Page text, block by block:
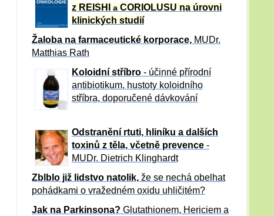
z REISHI a CORIOLUSU na úrovni
klinických studií
Žaloba na farmaceutické korporace, MUDr.
Matthias Rath
Koloidní stříbro- účinné přírodní
antibiotikum, hustoty koloidního
stříbra, doporučené dávkování
Odstranění rtuti, hliníku a dalších
toxinů z těla, včetně prevence -
MUDr. Dietrich Klinghardt
Zblblo již lidstvo natolik, že se nechá obelhat
pohádkami o vražedném oxidu uhličitém?
Jak na Parkinsona? Glutathionem, Hericiem a